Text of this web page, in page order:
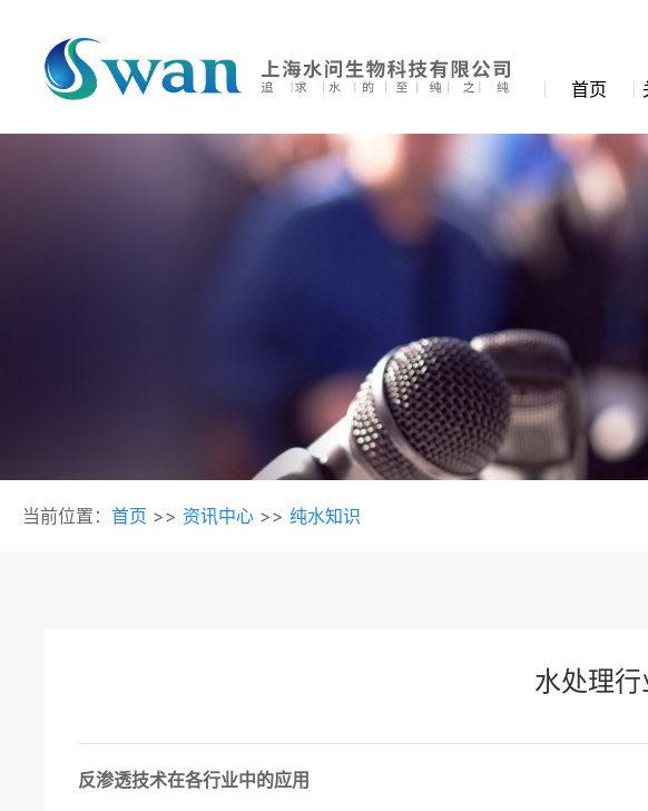
首页
当前位置： 首页 >> 资讯中心 >> 纯水知识
水处理
反渗透技术在各行业中的应用